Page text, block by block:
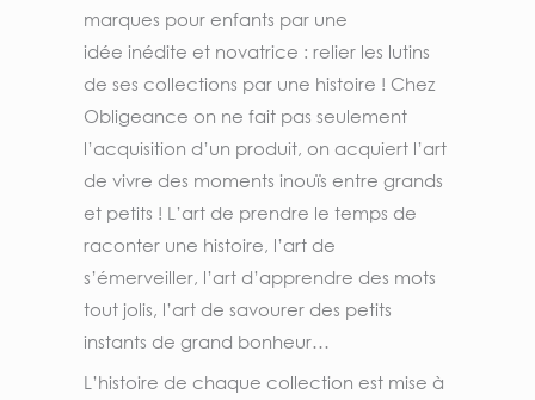
marques pour enfants par une
idée inédite et novatrice : relier les lutins
de ses collections par une histoire ! Chez
Obligeance on ne fait pas seulement
l’acquisition d’un produit, on acquiert l’art
de vivre des moments inouïs entre grands
et petits ! L’art de prendre le temps de
raconter une histoire, l’art de
s’émerveiller, l’art d’apprendre des mots
tout jolis, l’art de savourer des petits
instants de grand bonheur…
L’histoire de chaque collection est mise à